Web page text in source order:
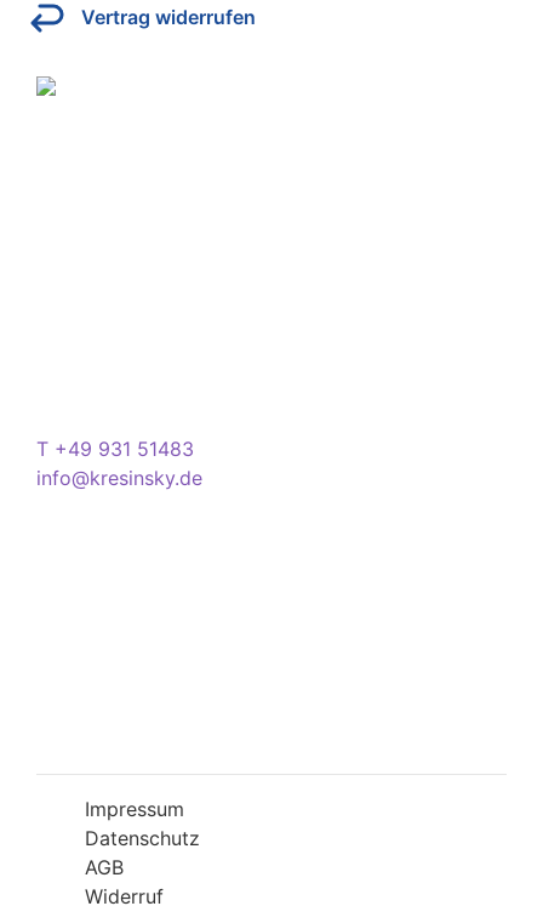
Vertrag widerrufen
T +49 931 51483
info@kresinsky.de
Impressum
Datenschutz
AGB
Widerruf